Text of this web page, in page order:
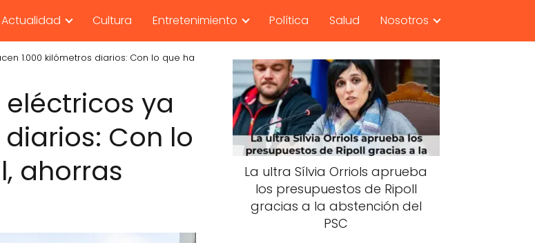
Actualidad Cultura Entretenimiento Política Salud Nosotros
1.000 kilómetros diarios: Con lo que ha
ya
Con lo
ahorras
La ultra Sílvia Orriols aprueba
los presupuestos de Ripoll
gracias a la abstención del
PSC